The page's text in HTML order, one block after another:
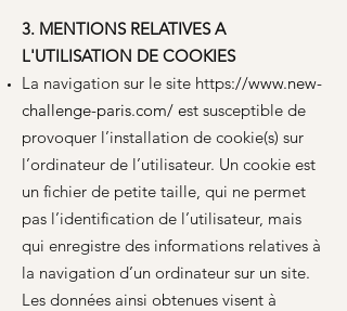
3. MENTIONS RELATIVES A
L'UTILISATION DE COOKIES
​La navigation sur le site https://www.new-
challenge-paris.com/ est susceptible de
provoquer l’installation de cookie(s) sur
l’ordinateur de l’utilisateur. Un cookie est
un fichier de petite taille, qui ne permet
pas l’identification de l’utilisateur, mais
qui enregistre des informations relatives à
la navigation d’un ordinateur sur un site.
Les données ainsi obtenues visent à